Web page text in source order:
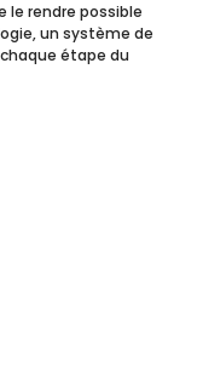
le rendre possible
un système de
étape du